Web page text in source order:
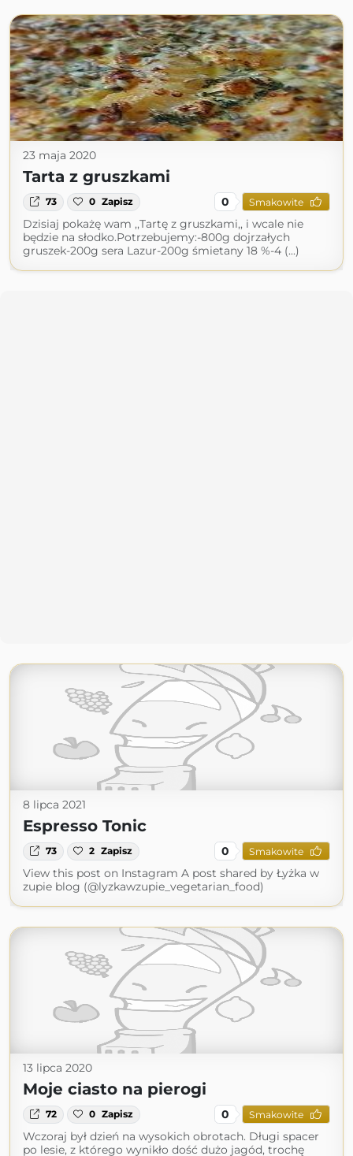
23 maja 2020
Tarta z gruszkami
73 0 Zapisz 0 Smakowite
Dzisiaj pokażę wam ,,Tartę z gruszkami,, i wcale nie
będzie na słodko.Potrzebujemy:-800g dojrzałych
gruszek-200g sera Lazur-200g śmietany 18 %-4 (...)
8 lipca 2021
Espresso Tonic
73 2 Zapisz 0 Smakowite
View this post on Instagram A post shared by Łyżka w
zupie blog (@lyzkawzupie_vegetarian_food)
13 lipca 2020
Moje ciasto na pierogi
72 0 Zapisz 0 Smakowite
Wczoraj był dzień na wysokich obrotach. Długi spacer
po lesie, z którego wynikło dość dużo jagód, trochę